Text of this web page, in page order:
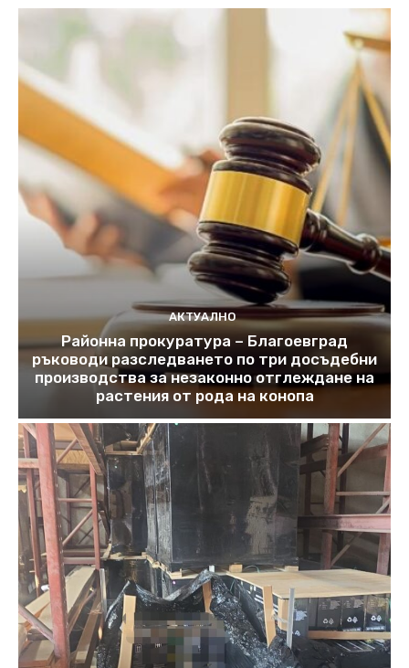
АКТУАЛНО
Районна прокуратура – Благоевград
ръководи разследването по три досъдебни
производства за незаконно отглеждане на
растения от рода на конопа